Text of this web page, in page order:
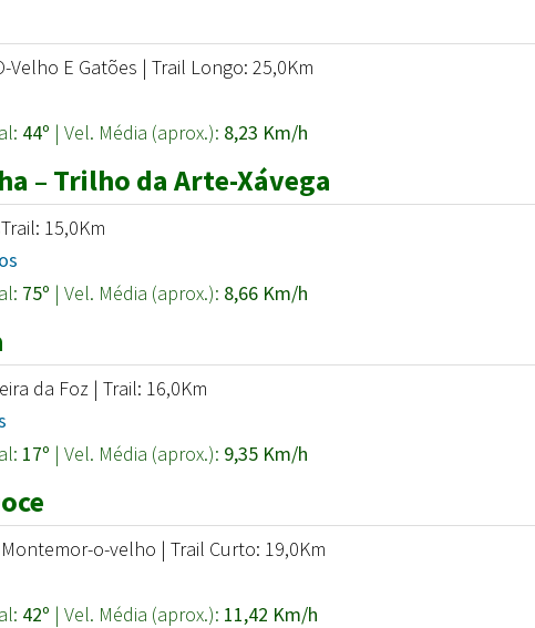
E Gatões | Trail Longo: 25,0Km
44º | Vel. Média (aprox.): 8,23 Km/h
– Trilho da Arte-Xávega
15,0Km
75º | Vel. Média (aprox.): 8,66 Km/h
da Foz | Trail: 16,0Km
17º | Vel. Média (aprox.): 9,35 Km/h
o-velho | Trail Curto: 19,0Km
42º | Vel. Média (aprox.): 11,42 Km/h